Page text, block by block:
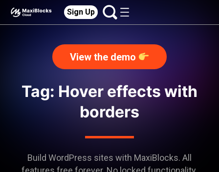
Sign Up
View the demo
Tag: Hover effects with
borders
Build WordPress sites with MaxiBlocks. All